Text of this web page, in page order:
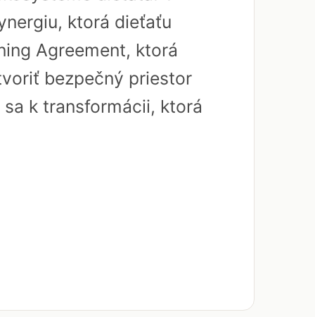
ktorá dieťaťu
Agreement, ktorá
bezpečný priestor
k transformácii, ktorá